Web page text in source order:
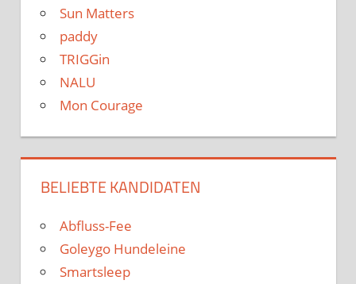
Sun Matters
paddy
TRIGGin
NALU
Mon Courage
BELIEBTE KANDIDATEN
Abfluss-Fee
Goleygo Hundeleine
Smartsleep